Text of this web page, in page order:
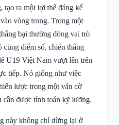
tạo ra một lợi thế đáng kể
vòng trong. Trong một
bại thường đóng vai trò
điểm số, chiến thắng
U19 Việt Nam vượt lên trên
tiếp. Nó giống như việc
lược trong một ván cờ
cần được tính toán kỹ lưỡng.
này không chỉ dừng lại ở